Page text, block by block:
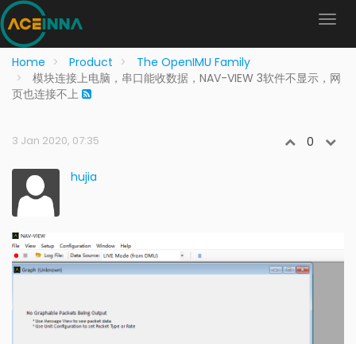
Home Product
The OpenIMU Family
模块连接上电脑，串口能收数据，NAV-VIEW 3软件不显示，网
页也连接不上
3 Jan 2020, 07:35 0
hujia